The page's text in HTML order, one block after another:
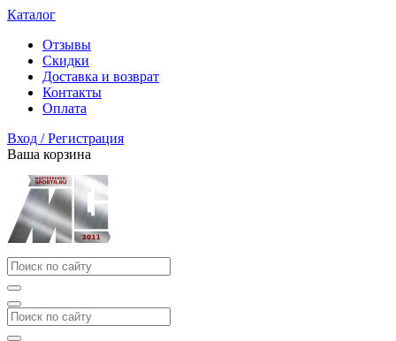
Каталог
Отзывы
Скидки
Доставка и возврат
Контакты
Оплата
Вход / Регистрация
Ваша корзина